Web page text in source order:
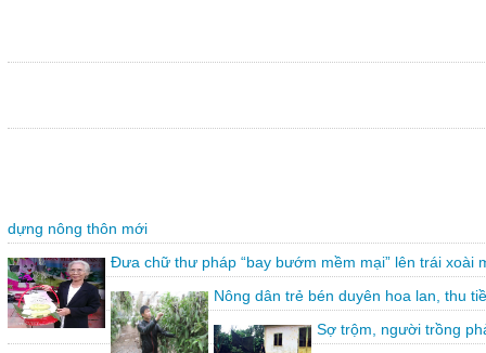
dựng nông thôn mới
Đưa chữ thư pháp “bay bướm mềm mại” lên trái xoài
Nông dân trẻ bén duyên hoa lan, thu
Sợ trộm, người trồng